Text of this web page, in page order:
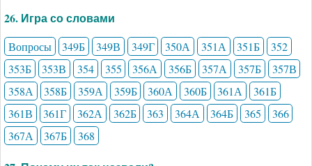
26. Игра со словами
Вопросы 349Б 349В 349Г 350А 351А 351Б
352
353Б
353В 354 355 356А 356Б 357А 357Б
357В
358А
358Б 359А 359Б 360А 360Б 361А
361Б
361В
361Г 362А 362Б 363 364А 364Б 365
366
367А
367Б 368